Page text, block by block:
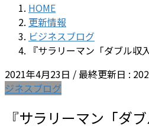
HOME
更新情報
ビジネスブログ
『サラリーマン「ダブル収
2021年4月23日 / 最終更新日 :
ジネスブログ
『サラリーマン「ダ